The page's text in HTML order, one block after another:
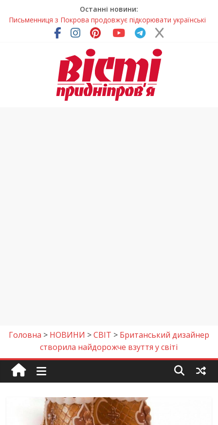
Останні новини:
Письменниця з Покрова продовжує підкорювати українські
та міжнародні творчі вершини
У Дніпрі повністю оновили один із найзавантаженіших
Педагоги Дніпропетровщини увійшли до числа найкращих
учителів України
Петриківський розпис у всій красі: нова виставка відкрилася
на Дніпропетровщині
Головна > НОВИНИ >СВІТ > Британський дизайнер
створила найдорожче взуття у світі